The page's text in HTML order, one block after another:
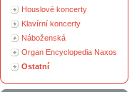
Houslové koncerty
Klavírní koncerty
Náboženská
Organ Encyclopedia Naxos
Ostatní